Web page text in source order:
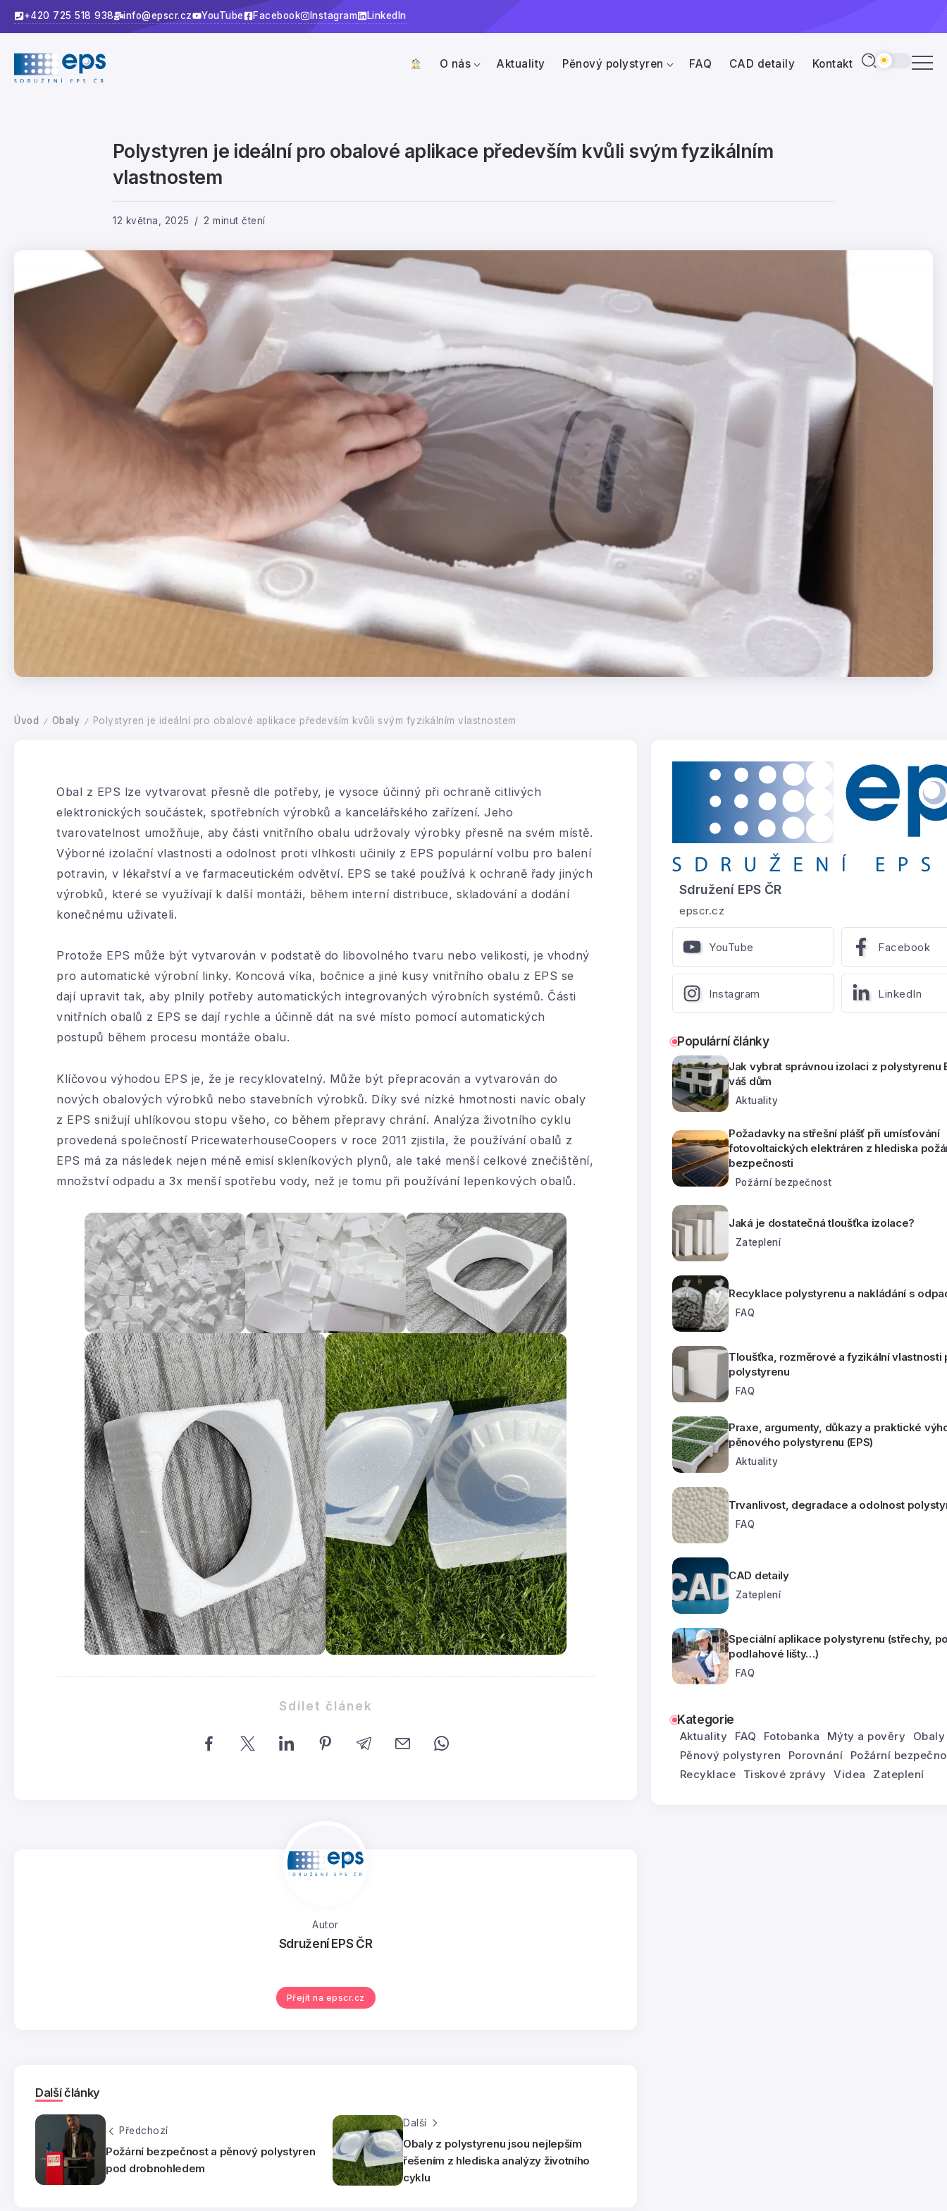
+420 725 518 938 info@epscr.cz YouTube Facebook Instagram LinkedIn
O nás Aktuality Pěnový polystyren FAQ CAD detaily Kontakt
Polystyren je ideální pro obalové aplikace především kvůli svým fyzikálním
vlastnostem
12 května, 2025 2 minut čtení
Úvod / Obaly / Polystyren je ideální pro obalové aplikace především kvůli svým fyzikálním vlastnostem
Obal z EPS lze vytvarovat přesně dle potřeby, je vysoce účinný při ochraně citlivých
elektronických součástek, spotřebních výrobků a kancelářského zařízení. Jeho
tvarovatelnost umožňuje, aby části vnitřního obalu udržovaly výrobky přesně na svém místě.
Výborné izolační vlastnosti a odolnost proti vlhkosti učinily z EPS populární volbu pro balení
potravin, v lékařství a ve farmaceutickém odvětví. EPS se také používá k ochraně řady jiných
výrobků, které se využívají k další montáži, během interní distribuce, skladování a dodání
konečnému uživateli.
Protože EPS může být vytvarován v podstatě do libovolného tvaru nebo velikosti, je vhodný
pro automatické výrobní linky. Koncová víka, bočnice a jiné kusy vnitřního obalu z EPS se
dají upravit tak, aby plnily potřeby automatických integrovaných výrobních systémů. Části
vnitřních obalů z EPS se dají rychle a účinně dát na své místo pomocí automatických
postupů během procesu montáže obalu.
Klíčovou výhodou EPS je, že je recyklovatelný. Může být přepracován a vytvarován do
nových obalových výrobků nebo stavebních výrobků. Díky své nízké hmotnosti navíc obaly
z EPS snižují uhlíkovou stopu všeho, co během přepravy chrání. Analýza životního cyklu
provedená společností PricewaterhouseCoopers v roce 2011 zjistila, že používání obalů z
EPS má za následek nejen méně emisí skleníkových plynů, ale také menší celkové znečištění,
množství odpadu a 3x menší spotřebu vody, než je tomu při používání lepenkových obalů.
Sdílet článek
Autor
Sdružení EPS ČR
Přejít na epscr.cz
Další články
Předchozí
Požární bezpečnost a pěnový polystyren
pod drobnohledem
Další
Obaly z polystyrenu jsou nejlepším
řešením z hlediska analýzy životního
cyklu
Sdružení EPS ČR
epscr.cz
YouTube Facebook
Instagram LinkedIn
Populární články
Jak vybrat správnou izolaci z polystyrenu
váš dům
Aktuality
Požadavky na střešní plášť při umísťování
fotovoltaických elektráren z hlediska
bezpečnosti
Požární bezpečnost
Jaká je dostatečná tloušťka izolace?
Zateplení
Recyklace polystyrenu a nakládání s
FAQ
Tloušťka, rozměrové a fyzikální vlastnosti
polystyrenu
FAQ
Praxe, argumenty, důkazy a praktické
pěnového polystyrenu (EPS)
Aktuality
Trvanlivost, degradace a odolnost
FAQ
CAD detaily
Zateplení
Speciální aplikace polystyrenu (střechy,
podlahové lišty…)
FAQ
Kategorie
Aktuality FAQ Fotobanka Mýty a pověry
Obaly
Pěnový polystyren
Porovnání
Požární
Recyklace
Tiskové zprávy Videa Zateplení